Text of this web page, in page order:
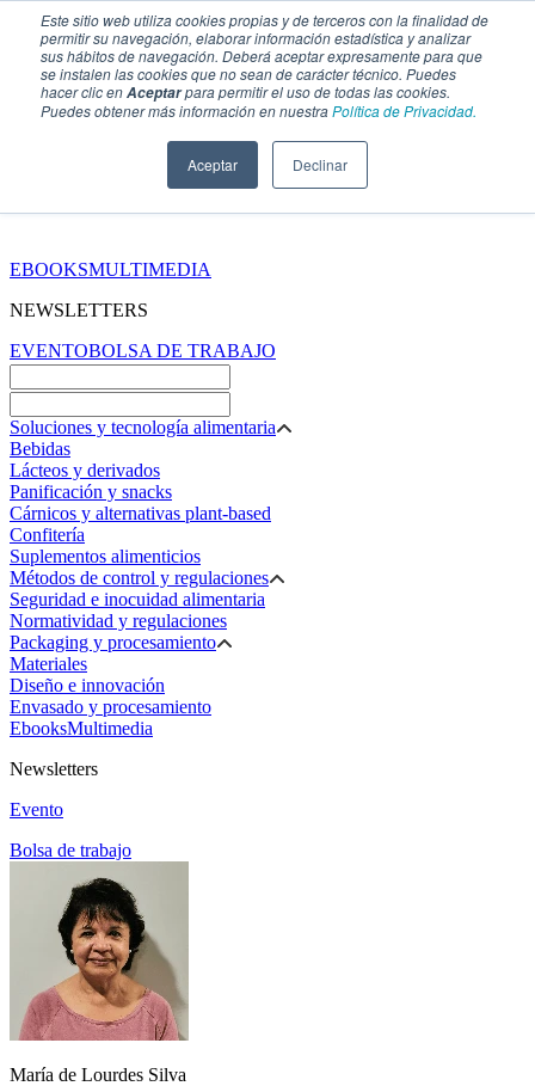
Este sitio web utiliza cookies propias y de terceros con la finalidad de
permitir su navegación, elaborar información estadística y analizar
sus hábitos de navegación. Deberá aceptar expresamente para que
se instalen las cookies que no sean de carácter técnico. Puedes
hacer clic enAceptarpara permitir el uso de todas las cookies.
Puedes obtener más información en nuestraPolítica de Privacidad.
Aceptar Declinar
EBOOKSMULTIMEDIA
NEWSLETTERS
EVENTOBOLSA DE TRABAJO
Soluciones y tecnología alimentaria
Bebidas
Lácteos y derivados
Panificación y snacks
Cárnicos y alternativas plant-based
Confitería
Suplementos alimenticios
Métodos de control y regulaciones
Seguridad e inocuidad alimentaria
Normatividad y regulaciones
Packaging y procesamiento
Materiales
Diseño e innovación
Envasado y procesamiento
EbooksMultimedia
Newsletters
Evento
Bolsa de trabajo
María de Lourdes Silva